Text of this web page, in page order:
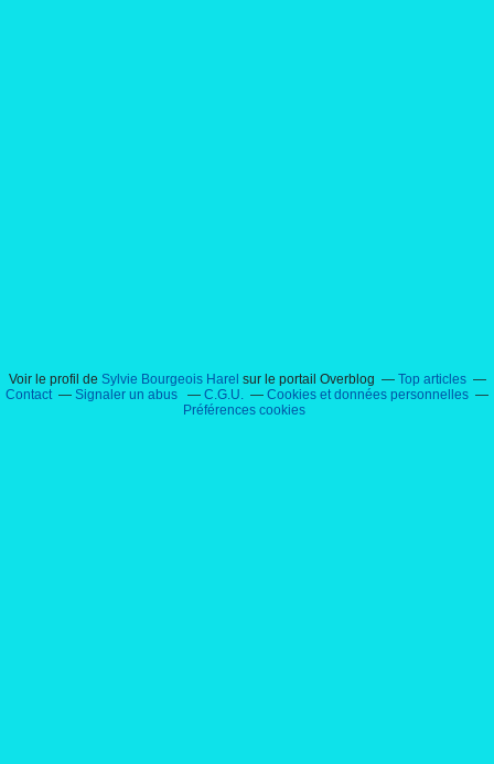
Voir le profil de Sylvie Bourgeois Harel sur le portail Overblog
Top articles
Contact
Signaler un abus C.G.U.
Cookies et données personnelles
Préférences cookies